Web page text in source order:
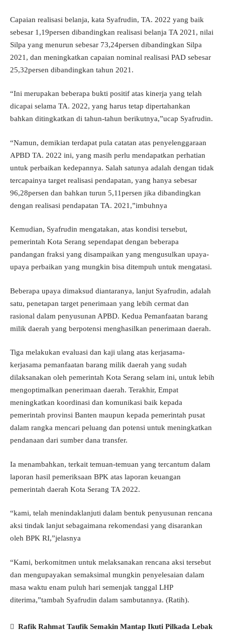
Capaian realisasi belanja, kata Syafrudin, TA. 2022 yang baik
sebesar 1,19persen dibandingkan realisasi belanja TA 2021, nilai
Silpa yang menurun sebesar 73,24persen dibandingkan Silpa
2021, dan meningkatkan capaian nominal realisasi PAD sebesar
25,32persen dibandingkan tahun 2021.
“Ini merupakan beberapa bukti positif atas kinerja yang telah
dicapai selama TA. 2022, yang harus tetap dipertahankan
bahkan ditingkatkan di tahun-tahun berikutnya,”ucap Syafrudin.
“Namun, demikian terdapat pula catatan atas penyelenggaraan
APBD TA. 2022 ini, yang masih perlu mendapatkan perhatian
untuk perbaikan kedepannya. Salah satunya adalah dengan tidak
tercapainya target realisasi pendapatan, yang hanya sebesar
96,28persen dan bahkan turun 5,11persen jika dibandingkan
dengan realisasi pendapatan TA. 2021,”imbuhnya
Kemudian, Syafrudin mengatakan, atas kondisi tersebut,
pemerintah Kota Serang sependapat dengan beberapa
pandangan fraksi yang disampaikan yang mengusulkan upaya-
upaya perbaikan yang mungkin bisa ditempuh untuk mengatasi.
Beberapa upaya dimaksud diantaranya, lanjut Syafrudin, adalah
satu, penetapan target penerimaan yang lebih cermat dan
rasional dalam penyusunan APBD. Kedua Pemanfaatan barang
milik daerah yang berpotensi menghasilkan penerimaan daerah.
Tiga melakukan evaluasi dan kaji ulang atas kerjasama-
kerjasama pemanfaatan barang milik daerah yang sudah
dilaksanakan oleh pemerintah Kota Serang selam ini, untuk lebih
mengoptimalkan penerimaan daerah. Terakhir, Empat
meningkatkan koordinasi dan komunikasi baik kepada
pemerintah provinsi Banten maupun kepada pemerintah pusat
dalam rangka mencari peluang dan potensi untuk meningkatkan
pendanaan dari sumber dana transfer.
Ia menambahkan, terkait temuan-temuan yang tercantum dalam
laporan hasil pemeriksaan BPK atas laporan keuangan
pemerintah daerah Kota Serang TA 2022.
“kami, telah menindaklanjuti dalam bentuk penyusunan rencana
aksi tindak lanjut sebagaimana rekomendasi yang disarankan
oleh BPK RI,”jelasnya
“Kami, berkomitmen untuk melaksanakan rencana aksi tersebut
dan mengupayakan semaksimal mungkin penyelesaian dalam
masa waktu enam puluh hari semenjak tanggal LHP
diterima,”tambah Syafrudin dalam sambutannya. (Ratih).
Rafik Rahmat Taufik Semakin Mantap Ikuti Pilkada Lebak